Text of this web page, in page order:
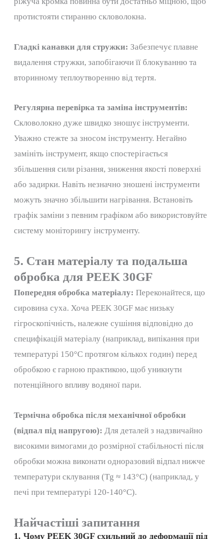
протистояти стиранню скловолокна.
Гладкі канавки для стружки: Забезпечує плавне
видалення стружки, запобігаючи її блокуванню та
вторинному теплоутворенню від тертя.
Регулярна перевірка та заміна інструментів:
Скловолокно дуже швидко зношує інструменти.
Уважно стежте за зносом інструменту. Негайно
замініть інструмент, якщо спостерігається
збільшення сили різання, зниження якості поверхні
або задирки. Навіть незначно зношені інструменти
можуть значно збільшити нагрівання. Встановіть
графік заміни з певним графіком або використовуйте
систему моніторингу інструменту.
5. Стан матеріалу та подальша
обробка для PEEK 30GF
Попередня обробка матеріалу: Переконайтеся, що
сировина суха. Хоча PEEK 30GF має низьку
гігроскопічність, належне сушіння відповідно до
специфікацій матеріалу (наприклад, випікання при
температурі 150°C протягом кількох годин) перед
обробкою є гарною практикою, щоб уникнути
потенційного впливу водяної пари.
Термічна обробка після механічної обробки
(відпал під напругою): Для деталей з надзвичайно
високими вимогами до розмірної стабільності після
обробки можна виконати одноразовий відпал нижче
температури склування (Tg ≈ 143°C) (наприклад, у
печі при температурі 120-140°C).
Найчастіші запитання
1. Чому PEEK 30GF схильний до деформації під